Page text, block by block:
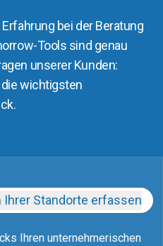
bei der Beratung
Tools sind genau
unserer Kunden:
wichtigsten
Standorte erfassen
Ihren unternehmerischen